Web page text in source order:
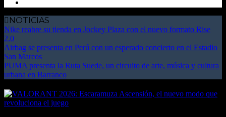
NOTICIAS
Nike reabre su tienda en Jockey Plaza con el nuevo formato Rise
2.0
Airbag se presenta en Perú con un esperado concierto en el Estadio
San Marcos
PUMA presenta la Ruta Suede, un circuito de arte, música y cultura
urbana en Barranco